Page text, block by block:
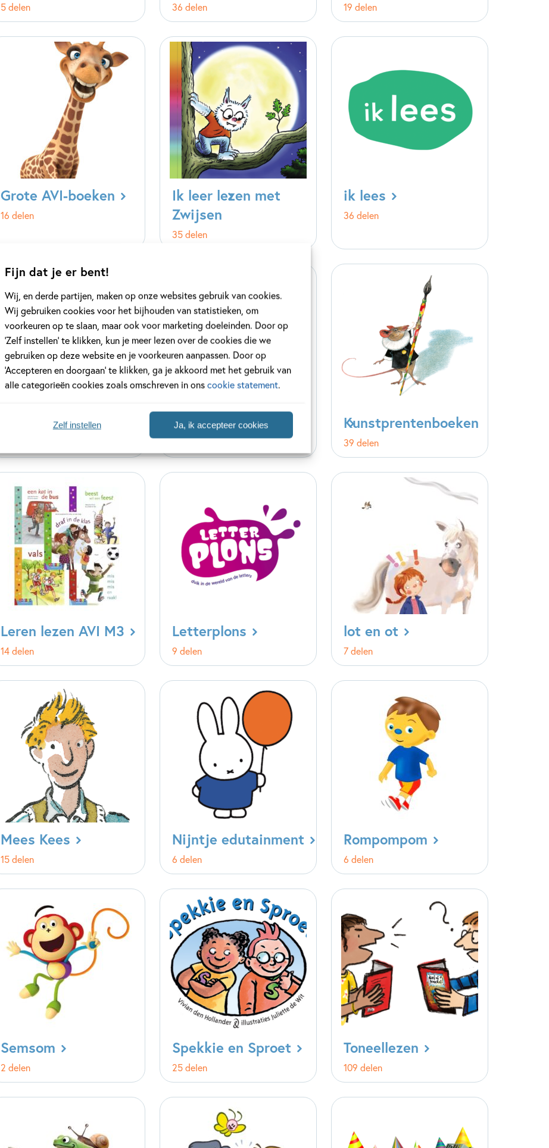
Fijn dat je er bent!
Wij, en derde partijen, maken op onze websites gebruik van cookies.
Wij gebruiken cookies voor het bijhouden van statistieken, om
voorkeuren op te slaan, maar ook voor marketing doeleinden. Door op
‘Zelf instellen’ te klikken, kun je meer lezen over de cookies die we
gebruiken op deze website en je voorkeuren aanpassen. Door op
‘Accepteren en doorgaan’ te klikken, ga je akkoord met het gebruik van
alle categorieën cookies zoals omschreven in onscookie statement.
Ja, ik accepteer cookies
Zelf instellen
5 delen 36 delen 19 delen
Grote AVI-boeken
16 delen
Ik leer lezen met
Zwijsen
35 delen
ik lees
36 delen
ik lees informatief Kleuterlezen
9 delen
Kunstprentenboeken
39 delen
Leren lezen AVI M3
14 delen
Letterplons
9 delen
lot en ot
7 delen
Mees Kees
15 delen
Nijntje edutainment
6 delen
Rompompom
6 delen
Semsom
2 delen
Spekkie en Sproet
25 delen
Toneellezen
109 delen